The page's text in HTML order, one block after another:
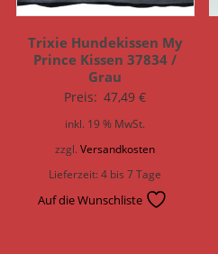
Trixie Hundekissen My
Prince Kissen 37834 /
Grau
Preis: 47,49€
inkl. 19 % MwSt.
zzgl.Versandkosten
Lieferzeit:4 bis 7 Tage
Auf die Wunschliste